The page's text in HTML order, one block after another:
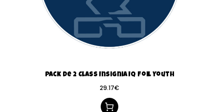
Pack de 2 Class Insignia IQ Foil Youth
29.17€